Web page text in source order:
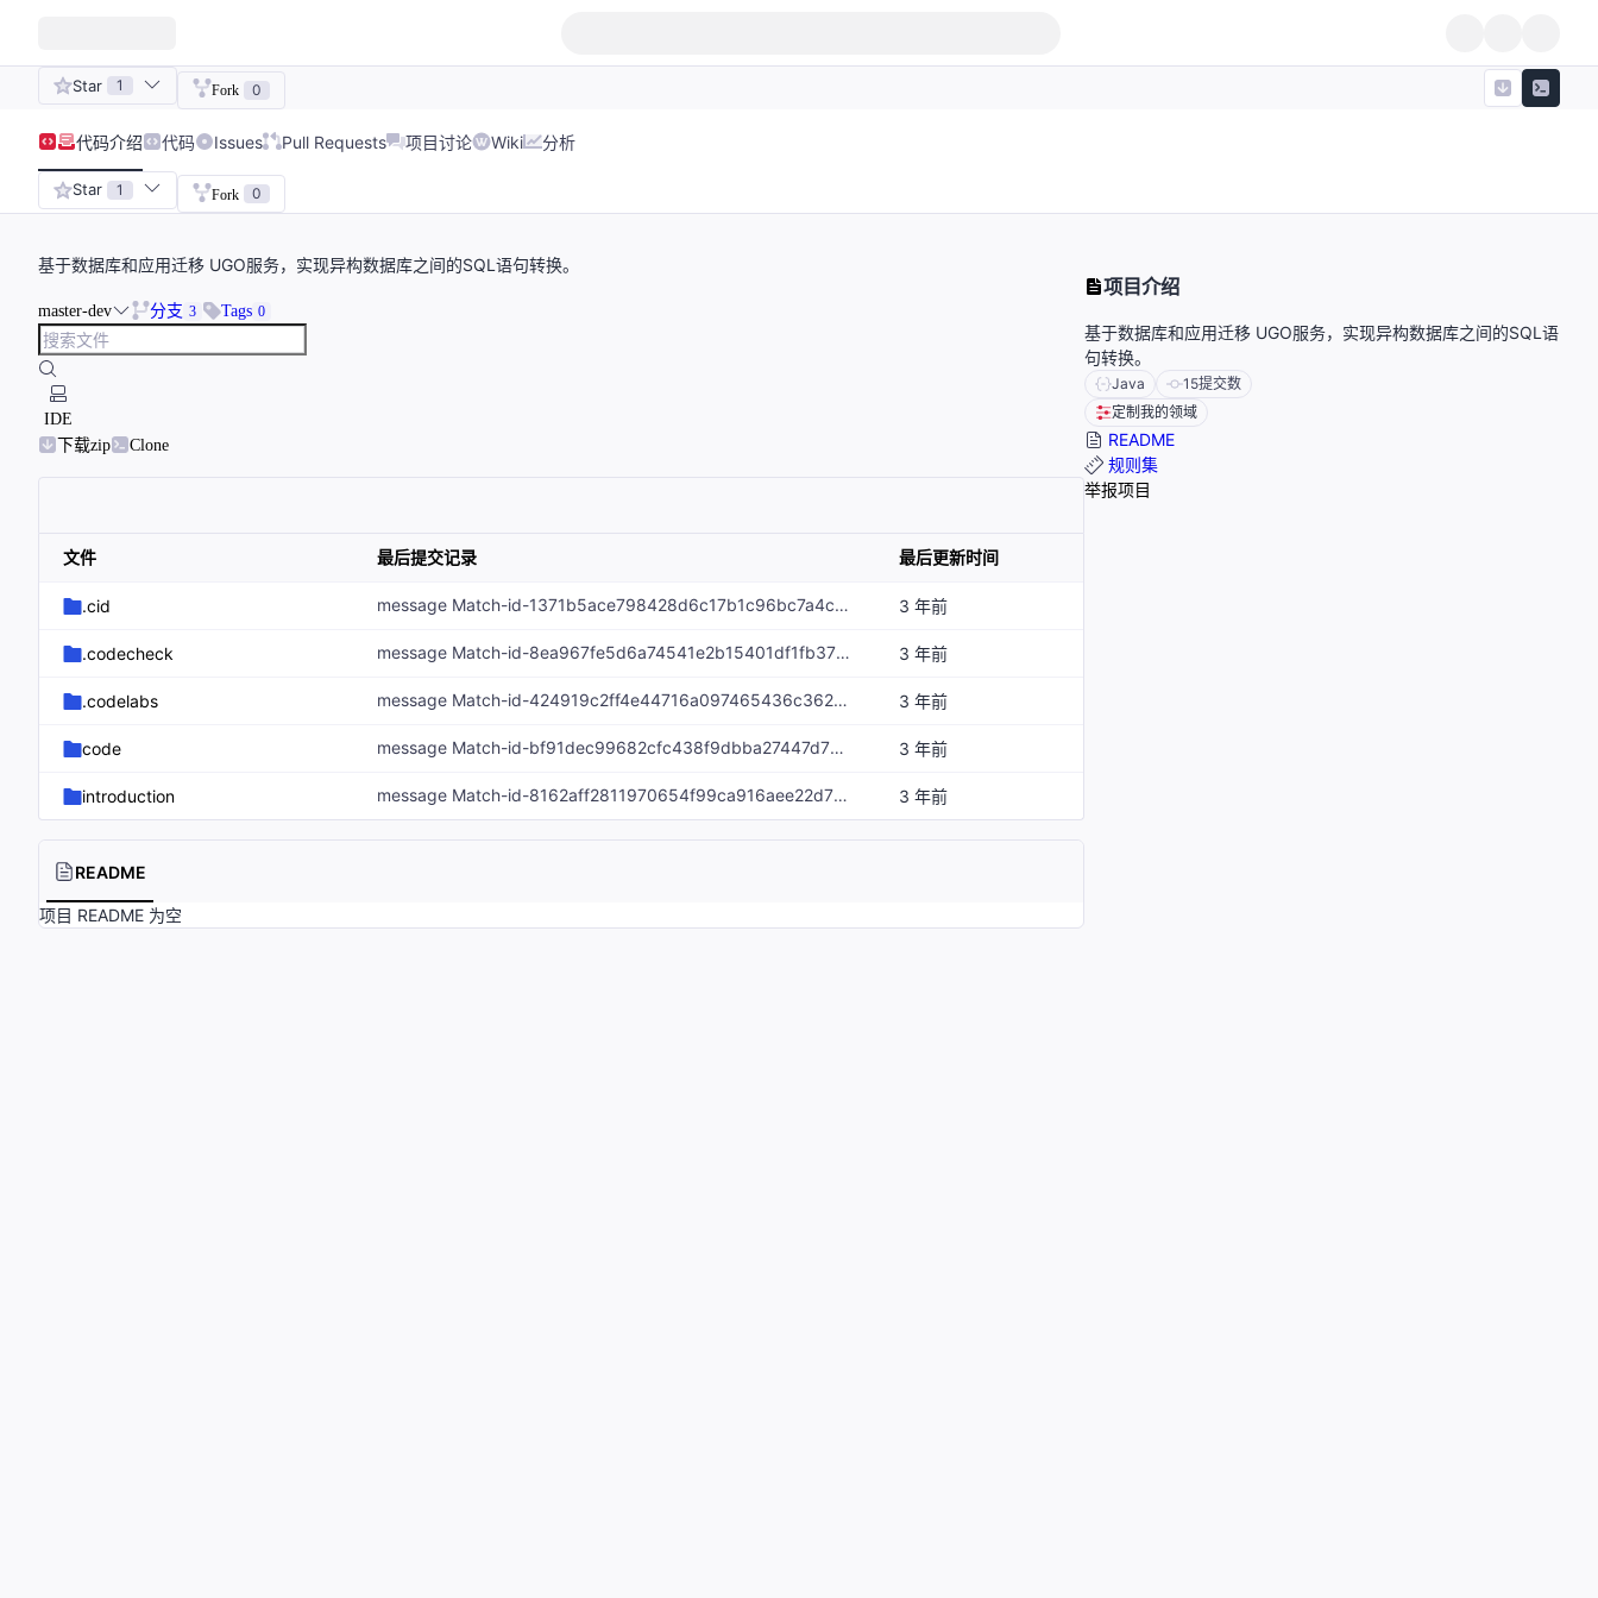
Star 1 Fork 0
代码介绍 代码 Issues Pull Requests 项目讨论 Wiki 分析
Star 1 Fork 0
基于数据库和应用迁移 UGO服务，实现异构数据库之间的SQL语句转换。
master-dev 分支 3 Tags 0
IDE
下载zip
Clone
文件 最后提交记录 最后更新时间
.cid message Match-id-1371b5ace798428d6c17b1c96bc7a4cab95e429c 3 年前
.codecheck message Match-id-8ea967fe5d6a74541e2b15401df1fb373f4b9e4e 3 年前
.codelabs message Match-id-424919c2ff4e44716a097465436c36257c4f7e9d 3 年前
code message Match-id-bf91dec99682cfc438f9dbba27447d71ff70b0c9 3 年前
introduction message Match-id-8162aff2811970654f99ca916aee22d793ee8bb2 3 年前
README
项目 README 为空
项目介绍
基于数据库和应用迁移 UGO服务，实现异构数据库之间的SQL语
句转换。
Java 15提交数
定制我的领域
README
规则集
举报项目